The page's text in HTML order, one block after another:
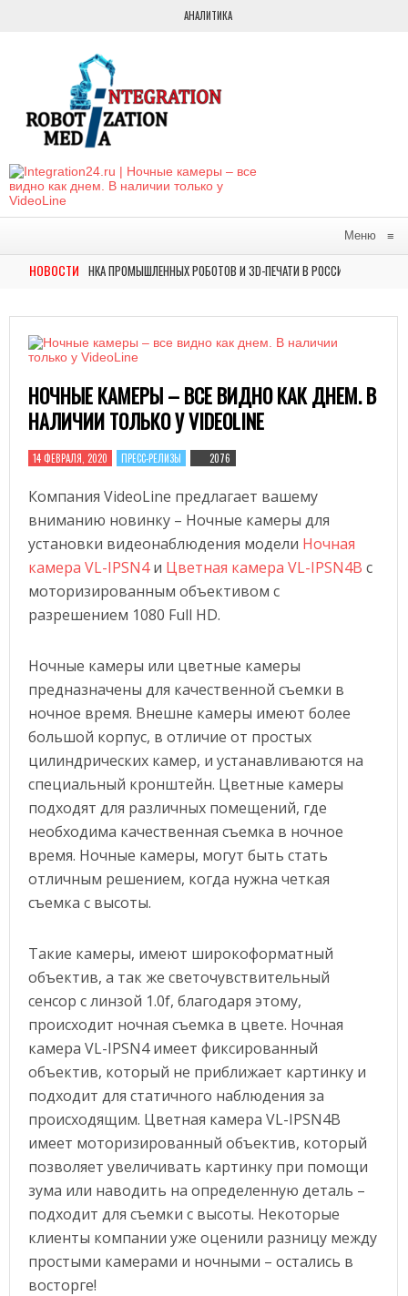
АНАЛИТИКА
Меню ≡
НОВОСТИ
РЫНКА ПРОМЫШЛЕННЫХ РОБОТОВ И 3D-ПЕЧАТИ В РОССИИ
НОЧНЫЕ КАМЕРЫ – ВСЕ ВИДНО КАК ДНЕМ. В
НАЛИЧИИ ТОЛЬКО У VIDEOLINE
14 ФЕВРАЛЯ, 2020 ПРЕСС-РЕЛИЗЫ 2076
Компания VideoLine предлагает вашему
вниманию новинку – Ночные камеры для
установки видеонаблюдения модели Ночная
камера VL-IPSN4и Цветная камера VL-IPSN4B с
моторизированным объективом с
разрешением 1080 Full HD.
Ночные камеры или цветные камеры
предназначены для качественной съемки в
ночное время. Внешне камеры имеют более
большой корпус, в отличие от простых
цилиндрических камер, и устанавливаются на
специальный кронштейн. Цветные камеры
подходят для различных помещений, где
необходима качественная съемка в ночное
время. Ночные камеры, могут быть стать
отличным решением, когда нужна четкая
съемка с высоты.
Такие камеры, имеют широкоформатный
объектив, а так же светочувствительный
сенсор с линзой 1.0f, благодаря этому,
происходит ночная съемка в цвете. Ночная
камера VL-IPSN4 имеет фиксированный
объектив, который не приближает картинку и
подходит для статичного наблюдения за
происходящим. Цветная камера VL-IPSN4B
имеет моторизированный объектив, который
позволяет увеличивать картинку при помощи
зума или наводить на определенную деталь –
подходит для съемки с высоты. Некоторые
клиенты компании уже оценили разницу между
простыми камерами и ночными – остались в
восторге!